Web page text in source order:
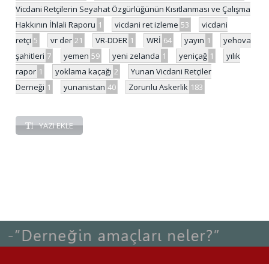
Vicdani Retçilerin Seyahat Özgürlüğünün Kısıtlanması ve Çalışma
Hakkının İhlali Raporu 1 vicdani ret izleme 53
vicdani
retçi 5 vr der 21 VR-DDER 1 WRİ 64 yayın 1
yehova
şahitleri 7 yemen 59 yeni zelanda 1 yeniçağ 1
yılık
rapor 1 yoklama kaçağı 2
Yunan Vicdani Retçiler
Derneği 1 yunanistan 40 Zorunlu Askerlik 183
YAZI EKLE